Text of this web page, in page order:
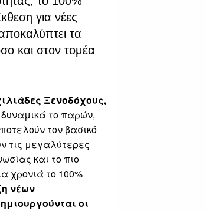
για νέες
τα
και στον τομέα
Ξενοδόχους,
δυναμικά το παρών,
τον βασικό
τις μεγαλύτερες
και το πιο
χρονιά το 100%
νέων
οι